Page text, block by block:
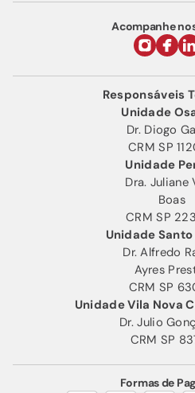
Acompanhe
Responsáveis
Unidade
Dr. Diogo
CRM SP
Unidade
Dra. Juliane
Boas
CRM SP
Unidade
Dr. Alfredo
Ayres
CRM SP
Unidade Vila Nova
Dr. Julio
CRM SP
Formas de